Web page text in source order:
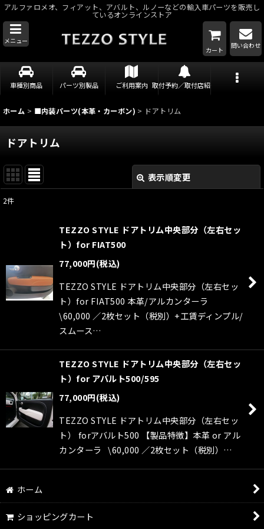
アルファロメオ、フィアット、アバルト、ルノーなどの輸入車パーツを販売し
ているオンラインストア
メニュー
カート
問い合わせ
車種別商品 パーツ別製品 ご利用案内 取付予約／取付店紹介
ホーム > ■内装パーツ(本革・カーボン) > ドアトリム
ドアトリム
表示順変更
2件
TEZZO STYLE ドアトリム中央部分（左右セッ
ト）for FIAT500
77,000円(税込)
TEZZO STYLE ドアトリム中央部分（左右セッ
ト）for FIAT500 本革/アルカンターラ
\60,000 ／2枚セット（税別）+工賃ディンプル/
スムース…
TEZZO STYLE ドアトリム中央部分（左右セッ
ト）for アバルト500/595
77,000円(税込)
TEZZO STYLE ドアトリム中央部分（左右セッ
ト） forアバルト500 【製品特徴】本革 or アル
カンターラ \60,000 ／2枚セット（税別）…
ホーム
ショッピングカート